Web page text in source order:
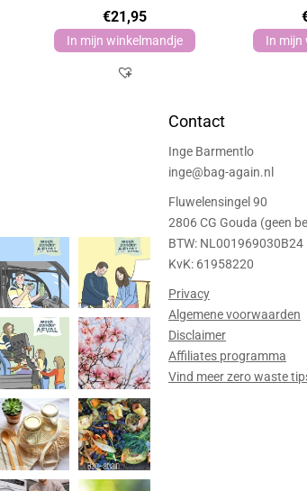
€21,95
In mijn winkelmandje In mijn
Contact
Inge Barmentlo
inge@bag-again.nl
Fluwelensingel 90
2806 CG Gouda (geen
BTW: NL001969030B24
KvK: 61958220
Privacy
Algemene voorwaarden
Disclaimer
Affiliates programma
Vind meer zero waste